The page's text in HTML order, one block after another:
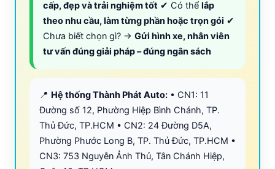
cấp, đẹp và trải nghiệm tốt ✔ Có thể lắp
theo nhu cầu, làm từng phần hoặc trọn gói ✔
Chưa biết chọn gì? → Gửi hình xe, nhân viên
tư vấn đúng giải pháp – đúng ngân sách
📍 Hệ thống Thành Phát Auto: • CN1: 11
Đường số 12, Phường Hiệp Bình Chánh, TP.
Thủ Đức, TP.HCM • CN2: 24 Đường D5A,
Phường Phước Long B, TP. Thủ Đức, TP.HCM •
CN3: 753 Nguyễn Ảnh Thủ, Tân Chánh Hiệp,